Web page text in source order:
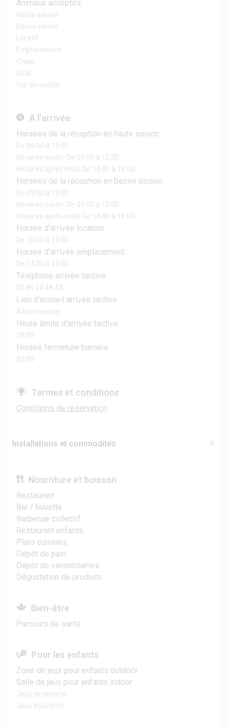
Animaux acceptés
Haute saison
Basse saison
Locatif
Emplacement
Chien
Chat
Sur demande
A l'arrivée
Horaires de la réception en haute saison
De 09:00 à 19:00
Horaires matin: De 09:00 à 12:00
Horaires après-midi: De 14:00 à 19:00
Horaires de la réception en basse saison
De 09:00 à 19:00
Horaires matin: De 09:00 à 12:00
Horaires après-midi: De 14:00 à 19:00
Horaire d'arrivée location
De 16:00 à 19:00
Horaire d'arrivée emplacement
De 14:00 à 19:00
Téléphone arrivée tardive
03 86 24 48 43
Lieu d'accueil arrivée tardive
A la réception
Heure limite d'arrivée tardive
19:00
Horaire fermeture barrière
22:00
Termes et conditions
Conditions de réservation
Installations et commodités
Nourriture et boisson
Restaurant
Bar / buvette
Barbecue collectif
Restaurant enfants
Plats cuisinés
Dépôt de pain
Dépôt de viennoiseries
Dégustation de produits
Bien-être
Parcours de santé
Pour les enfants
Zone de jeux pour enfants outdoor
Salle de jeux pour enfants indoor
Jeux de société
Jeux éducatifs